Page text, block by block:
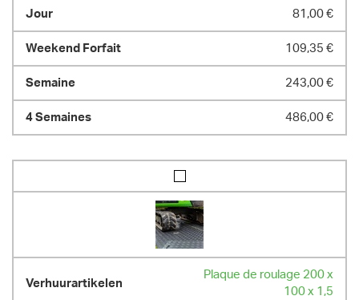
81,00 €
109,35 €
243,00 €
486,00 €
Plaque de roulage 200 x
100 x 1,5